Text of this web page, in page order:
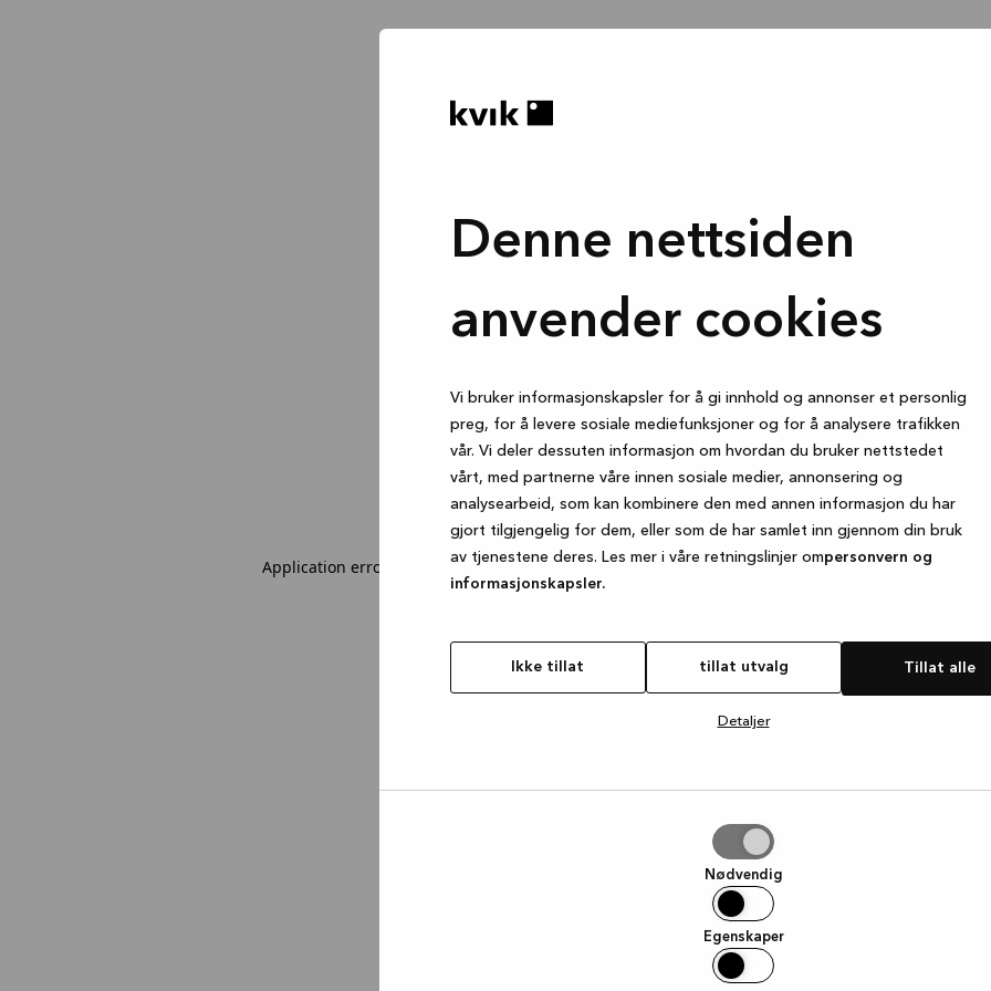
Denne nettsiden
anvender cookies
Vi bruker informasjonskapsler for å gi innhold og annonser et personlig
preg, for å levere sosiale mediefunksjoner og for å analysere trafikken
vår. Vi deler dessuten informasjon om hvordan du bruker nettstedet
vårt, med partnerne våre innen sosiale medier, annonsering og
analysearbeid, som kan kombinere den med annen informasjon du har
gjort tilgjengelig for dem, eller som de har samlet inn gjennom din bruk
av tjenestene deres. Les mer i våre retningslinjer ompersonvern og
informasjonskapsler.
Ikke tillat tillat utvalg Tillat alle
Detaljer
Nødvendig
Egenskaper
Application error: a client-side exception has occurred while loadingwww.kvik.no (see the